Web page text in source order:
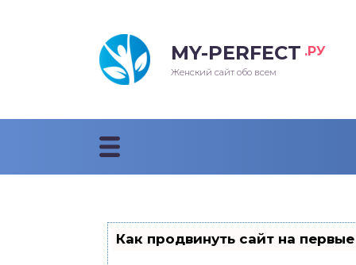
MY-PERFECT .РУ
Женский сайт обо всем
Как продвинуть сайт на
прически 2018
стрижки 2018